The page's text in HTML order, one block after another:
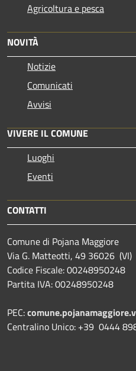
Agricoltura e pesca
NOVITÀ
Notizie
Comunicati
Avvisi
VIVERE IL COMUNE
Luoghi
Eventi
CONTATTI
Comune di Pojana Maggiore
Via G. Matteotti, 49 36026 (VI)
Codice Fiscale: 00248950248
Partita IVA: 00248950248
PEC:
Centralino Unico: +39 0444